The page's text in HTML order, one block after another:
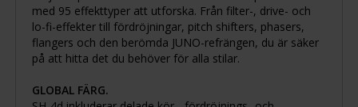
med 95 effekttyper att utforska. Från filter-, drive- och
lo-fi-effekter till fördröjningar, pitch shifters, phasers,
flangers och den berömda JUNO-refrängen, du är säker
på att hitta det du behöver för alla stilar.
GLOBAL FÄRG.